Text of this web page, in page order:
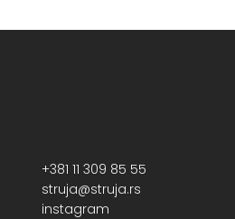
+381 11 309 85 55
struja@struja.rs
instagram